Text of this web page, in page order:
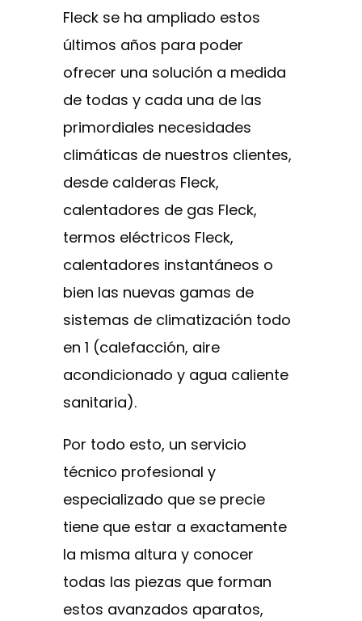
Fleck se ha ampliado estos
últimos años para poder
ofrecer una solución a medida
de todas y cada una de las
primordiales necesidades
climáticas de nuestros clientes,
desde calderas Fleck,
calentadores de gas Fleck,
termos eléctricos Fleck,
calentadores instantáneos o
bien las nuevas gamas de
sistemas de climatización todo
en 1 (calefacción, aire
acondicionado y agua caliente
sanitaria).
Por todo esto, un servicio
técnico profesional y
especializado que se precie
tiene que estar a exactamente
la misma altura y conocer
todas las piezas que forman
estos avanzados aparatos,